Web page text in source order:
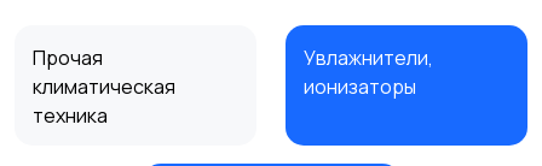
Прочая
климатическая
техника
Увлажнители,
ионизаторы